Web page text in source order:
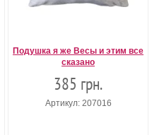
Подушка я же Весы и этим все
сказано
385 грн.
Артикул: 207016